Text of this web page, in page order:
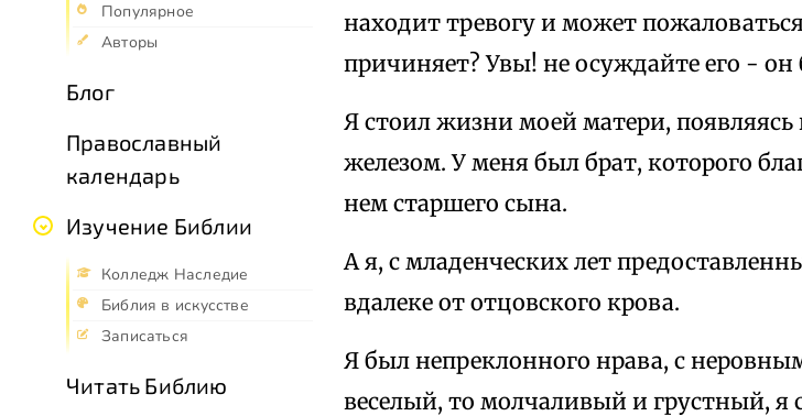
Популярное
Авторы
Блог
Православный
календарь
Изучение Библии
Колледж Наследие
Библия в искусстве
Записаться
Читать Библию
находит тревогу и может
причиняет? Увы! не осуждайте его -
Я стоил жизни моей матери, появляясь
железом. У меня был брат, которого
нем старшего сына.
А я, с младенческих лет
вдалеке от отцовского крова.
Я был непреклонного нрава, с
веселый, то молчаливый и грустный, я